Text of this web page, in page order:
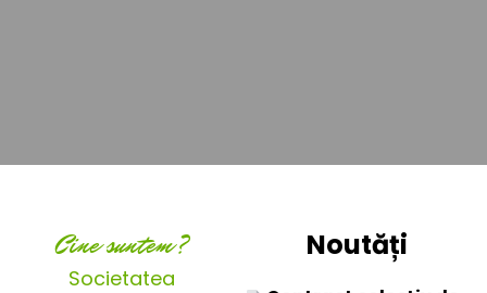
Cine suntem?
Societatea
Noutăți